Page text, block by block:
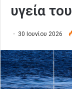
υγεία
30 Ιουνίου 2026